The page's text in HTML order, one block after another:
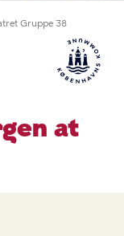
Gruppe 38
at